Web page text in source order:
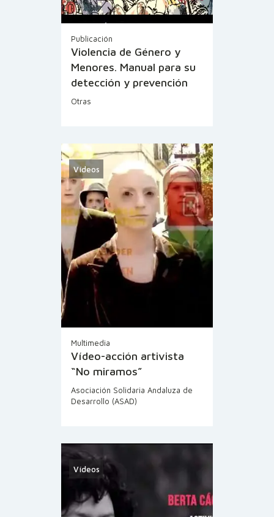
Publicación
Violencia de Género y
Menores. Manual para su
detección y prevención
Otras
Vídeos
Multimedia
Vídeo-acción artivista
“No miramos”
Asociación Solidaria Andaluza de
Desarrollo (ASAD)
Vídeos